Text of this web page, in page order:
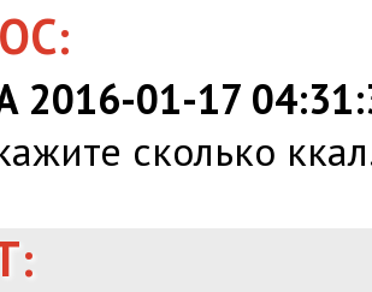
2016-01-17
сколько